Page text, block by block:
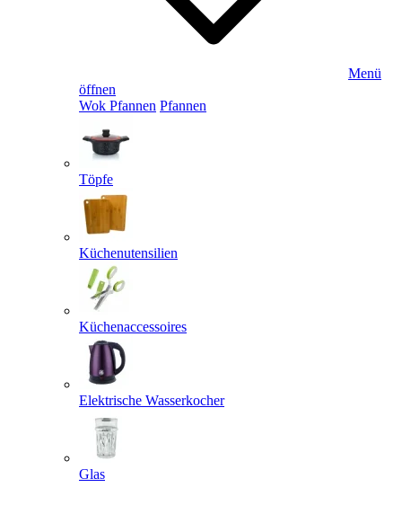
Menü
öffnen
Wok Pfannen Pfannen
Töpfe
Küchenutensilien
Küchenaccessoires
Elektrische Wasserkocher
Glas